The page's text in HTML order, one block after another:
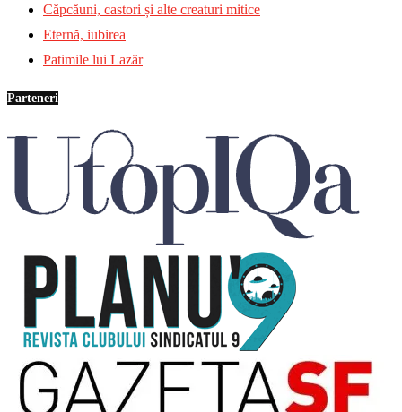
Căpcăuni, castori și alte creaturi mitice
Eternă, iubirea
Patimile lui Lazăr
Parteneri